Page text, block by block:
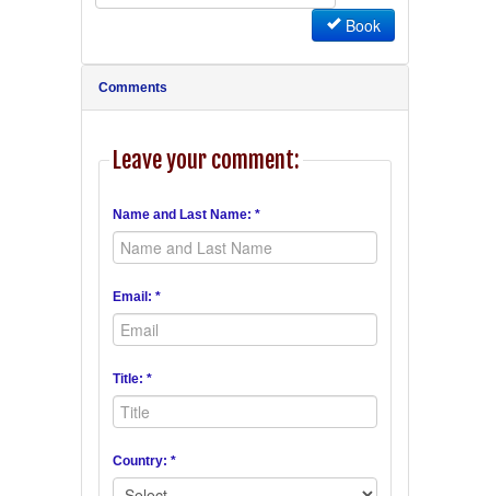
Book
Comments
Leave your comment:
Name and Last Name: *
Email: *
Title: *
Country: *